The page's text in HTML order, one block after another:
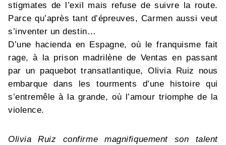
stigmates de l’exil mais refuse de suivre la route.
Parce qu’après tant d’épreuves, Carmen aussi veut
s’inventer un destin…
D’une hacienda en Espagne, où le franquisme fait
rage, à la prison madrilène de Ventas en passant
par un paquebot transatlantique, Olivia Ruiz nous
embarque dans les tourments d’une histoire qui
s’entremêle à la grande, où l’amour triomphe de la
violence.
Olivia Ruiz confirme magnifiquement son talent